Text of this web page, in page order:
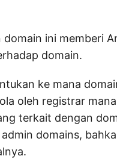
domain ini memberi
domain.
ke mana
oleh registrar
terkait dengan
domains,